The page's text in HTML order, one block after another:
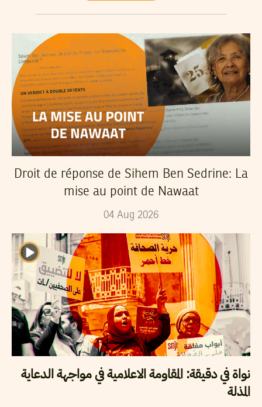
Droit de réponse de Sihem Ben Sedrine: La
mise au point de Nawaat
04 Aug 2026
نواة في دقيقة: المقاومة الاعلامية في مواجهة الدعاية
المذلة